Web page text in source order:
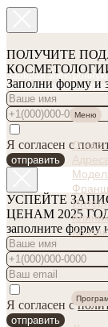
Забирай электронную
косметологии в
ПОЛУЧИТЕ
Заполни форму и
Я согласен с
отправить
УСПЕЙТЕ
ЦЕНАМ 2025
заполните форму
Я согласен с
отправить
Меню
О нас